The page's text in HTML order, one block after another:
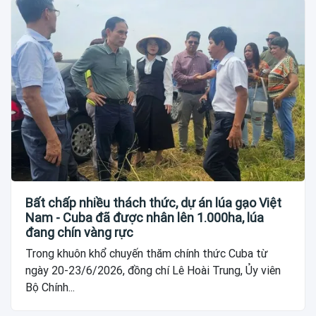
Bất chấp nhiều thách thức, dự án lúa gạo Việt
Nam - Cuba đã được nhân lên 1.000ha, lúa
đang chín vàng rực
Trong khuôn khổ chuyến thăm chính thức Cuba từ
ngày 20-23/6/2026, đồng chí Lê Hoài Trung, Ủy viên
Bộ Chính...